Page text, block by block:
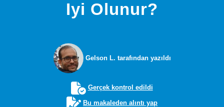
Iyi Olunur?
Gelson L. tarafından yazıldı
Gerçek kontrol edildi
Bu makaleden alıntı yap